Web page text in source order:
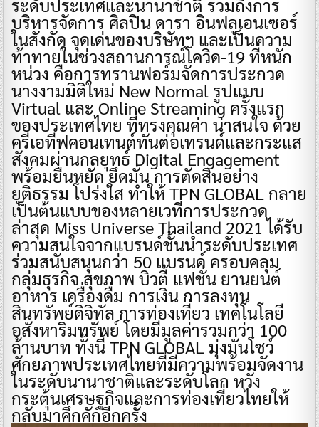
ระดับประเทศและนานาชาติ รวมถึงการ
บริหารจัดการ ศิลปิน ดารา อินฟลูเอนเซอร์
ในสังกัด จุดเด่นของบริษัทฯ และเป็นความ
ท้าทายในช่วงสถานการณ์โควิด-19 ที่หนัก
หน่วง คือการทรานฟอร์มจัดการประกวด
นางงามมิติใหม่ New Normal รูปแบบ
Virtual และ Online Streaming ครั้งแรก
ของประเทศไทย ที่ทรงคุณค่า น่าสนใจ ด้วย
ครีเอทีฟคอนเทนต์ทันต่อเทรนด์และกระแส
สังคมผ่านกลยุทธ์ Digital Engagement
พร้อมยืนหยัด ยึดมั่น การตัดสินอย่าง
ยุติธรรม โปร่งใส ทำให้ TPN GLOBAL กลาย
เป็นต้นแบบของหลายเวทีการประกวด
ล่าสุด Miss Universe Thailand 2021 ได้รับ
ความสนใจจากแบรนด์ชั้นนำระดับประเทศ
ร่วมสนับสนุนกว่า 50 แบรนด์ ครอบคลุม
กลุ่มธุรกิจ สุขภาพ บิวตี้ แฟชั่น ยานยนต์
อาหาร เครื่องดื่ม การเงิน การลงทุน
สินทรัพย์ดิจิทัล การท่องเที่ยว เทคโนโลยี
อสังหาริมทรัพย์ โดยมีมูลค่ารวมกว่า 100
ล้านบาท ทั้งนี้ TPN GLOBAL มุ่งมั่นโชว์
ศักยภาพประเทศไทยที่มีความพร้อมจัดงาน
ในระดับนานาชาติและระดับโลก หวัง
กระตุ้นเศรษฐกิจและการท่องเที่ยวไทยให้
กลับมาคึกคักอีกครั้ง